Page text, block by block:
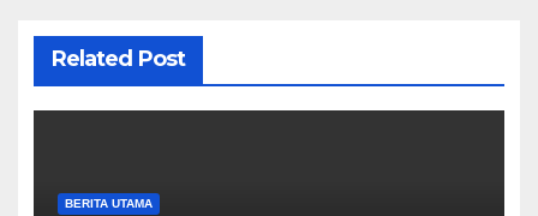
Related Post
BERITA UTAMA